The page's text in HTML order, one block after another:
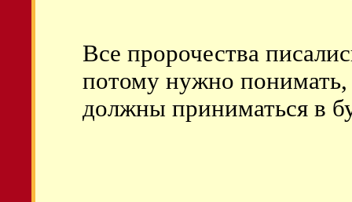
Все пророчества
потому нужно понимать,
должны приниматься в